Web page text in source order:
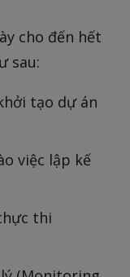
cho đến hết
sau:
tạo dự án
việc lập kế
thi